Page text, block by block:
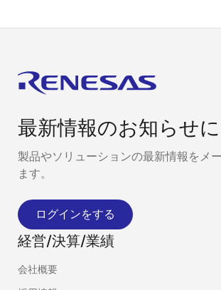
最新情報のお知らせ
製品やソリューションの最新情報をメ
ます。
ログインをする
経営/決算/業績
会社概要